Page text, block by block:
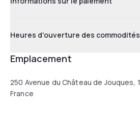
Heures d'ouverture des commodités
Emplacement
250 Avenue du Château de Jouques,
France